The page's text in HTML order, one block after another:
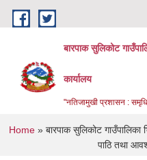
Skip to main content
बारपाक सुलिकोट
कार्यालय
"नतिजामुखी प्रशासन :
You are here
Home » बारपाक सुलिकोट
पाठि तथा